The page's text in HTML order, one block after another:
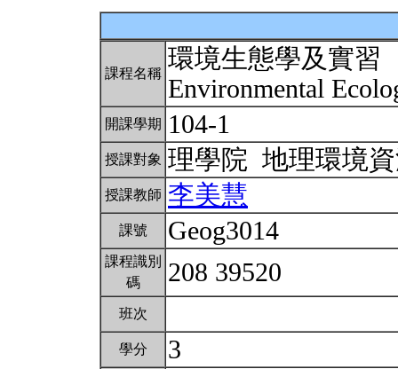
課程名稱 環境生態學及實習
Environmental
開課學期 104-1
授課對象 理學院 地理環境
授課教師 李美慧
課號 Geog3014
課程識別
碼
208 39520
班次
學分 3